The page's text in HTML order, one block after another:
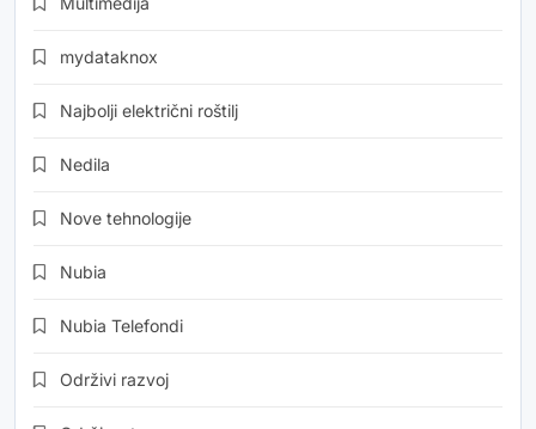
mydataknox
Najbolji električni roštilj
Nedila
Nove tehnologije
Nubia
Nubia Telefondi
Održivi razvoj